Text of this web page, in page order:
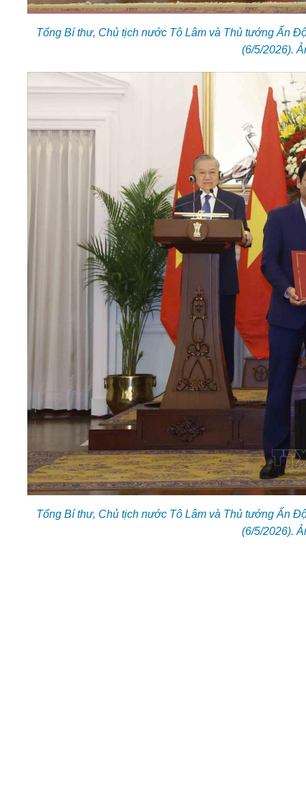
Tổng Bí thư, Chủ tịch nước Tô Lâm và Thủ tướng Ấn
(6/5/2026).
Tổng Bí thư, Chủ tịch nước Tô Lâm và Thủ tướng Ấn
(6/5/2026).